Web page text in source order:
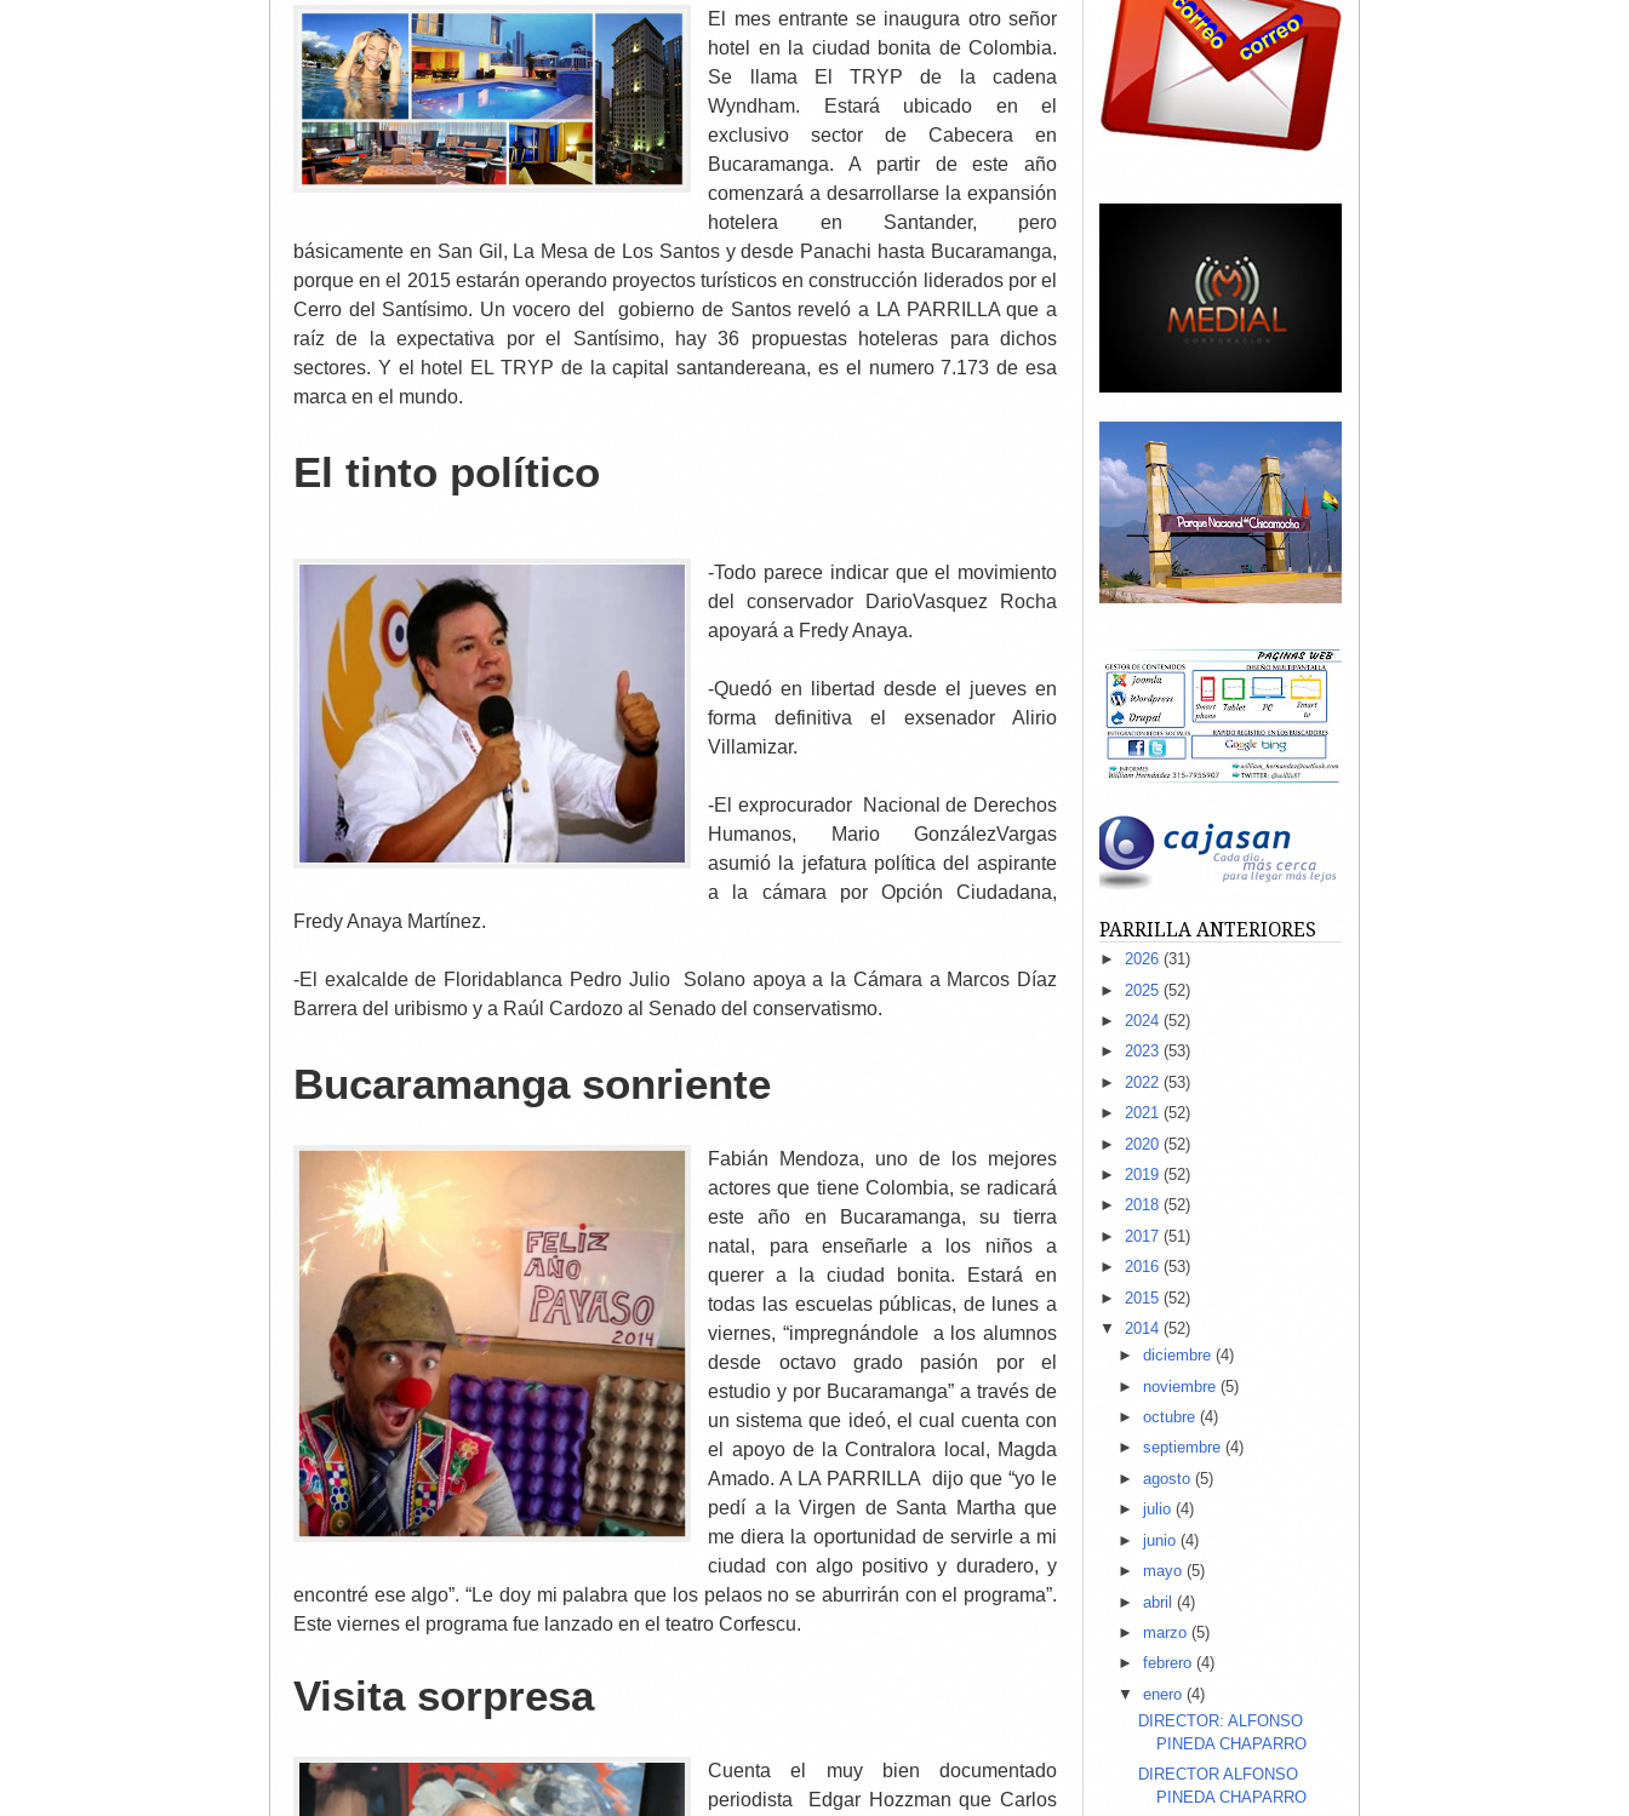
El mes entrante se inaugura otro señor
hotel en la ciudad bonita de Colombia.
Se llama El TRYP de la cadena
Wyndham. Estará ubicado en el
exclusivo sector de Cabecera en
Bucaramanga. A partir de este año
comenzará a desarrollarse la expansión
hotelera en Santander, pero
básicamente en San Gil, La Mesa de Los Santos y desde Panachi hasta Bucaramanga,
porque en el 2015 estarán operando proyectos turísticos en construcción liderados por el
Cerro del Santísimo. Un vocero del gobierno de Santos reveló a LA PARRILLA que a
raíz de la expectativa por el Santísimo, hay 36 propuestas hoteleras para dichos
sectores. Y el hotel EL TRYP de la capital santandereana, es el numero 7.173 de esa
marca en el mundo.
El tinto político
-Todo parece indicar que el movimiento
del conservador DarioVasquez Rocha
apoyará a Fredy Anaya.
-Quedó en libertad desde el jueves en
forma definitiva el exsenador Alirio
Villamizar.
-El exprocurador Nacional de Derechos
Humanos, Mario GonzálezVargas
asumió la jefatura política del aspirante
a la cámara por Opción Ciudadana,
Fredy Anaya Martínez.
-El exalcalde de Floridablanca Pedro Julio Solano apoya a la Cámara a Marcos Díaz
Barrera del uribismo y a Raúl Cardozo al Senado del conservatismo.
Bucaramanga sonriente
Fabián Mendoza, uno de los mejores
actores que tiene Colombia, se radicará
este año en Bucaramanga, su tierra
natal, para enseñarle a los niños a
querer a la ciudad bonita. Estará en
todas las escuelas públicas, de lunes a
viernes, “impregnándole a los alumnos
desde octavo grado pasión por el
estudio y por Bucaramanga” a través de
un sistema que ideó, el cual cuenta con
el apoyo de la Contralora local, Magda
Amado. A LA PARRILLA dijo que “yo le
pedí a la Virgen de Santa Martha que
me diera la oportunidad de servirle a mi
ciudad con algo positivo y duradero, y
encontré ese algo”. “Le doy mi palabra que los pelaos no se aburrirán con el programa”.
Este viernes el programa fue lanzado en el teatro Corfescu.
Visita sorpresa
Cuenta el muy bien documentado
periodista Edgar Hozzman que Carlos
PARRILLA ANTERIORES
► 2026 (31)
► 2025 (52)
► 2024 (52)
► 2023 (53)
► 2022 (53)
► 2021 (52)
► 2020 (52)
► 2019 (52)
► 2018 (52)
► 2017 (51)
► 2016 (53)
► 2015 (52)
▼ 2014 (52)
►diciembre (4)
►noviembre (5)
►octubre (4)
►septiembre (4)
►agosto (5)
►julio (4)
►junio (4)
►mayo (5)
►abril (4)
►marzo (5)
►febrero (4)
▼enero (4)
DIRECTOR: ALFONSO
PINEDA CHAPARRO
DIRECTOR ALFONSO
PINEDA CHAPARRO